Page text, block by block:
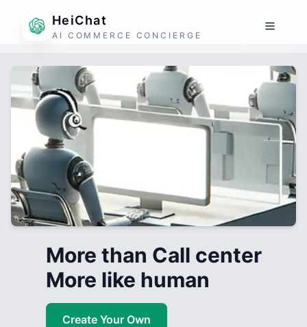
HeiChat
AI COMMERCE CONCIERGE
More than Call center
More like human
Create Your Own